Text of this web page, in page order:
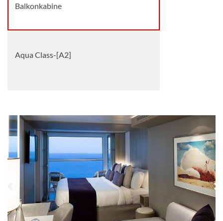
Balkonkabine
Aqua Class-[A2]
Aqua Sky Suite-[AS]
Deck Resort
Suite